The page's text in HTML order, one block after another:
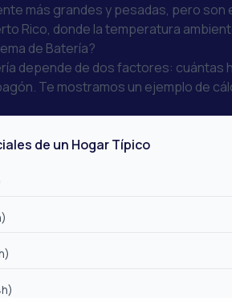
más grandes y pesadas, pero
Rico, donde la temperatura
de Batería?
depende de dos factores: cuántas
Te mostramos un ejemplo de
de un Hogar Típico